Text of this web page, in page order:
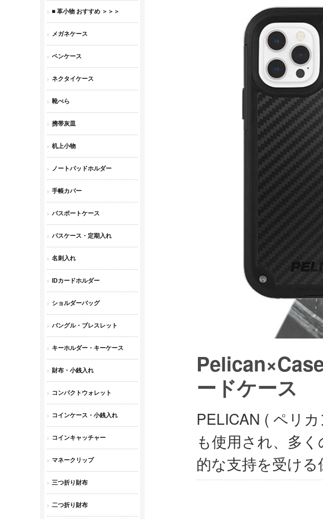
ードケース
PELICAN ( ペリ
も使用され、多
的な支持を受ける